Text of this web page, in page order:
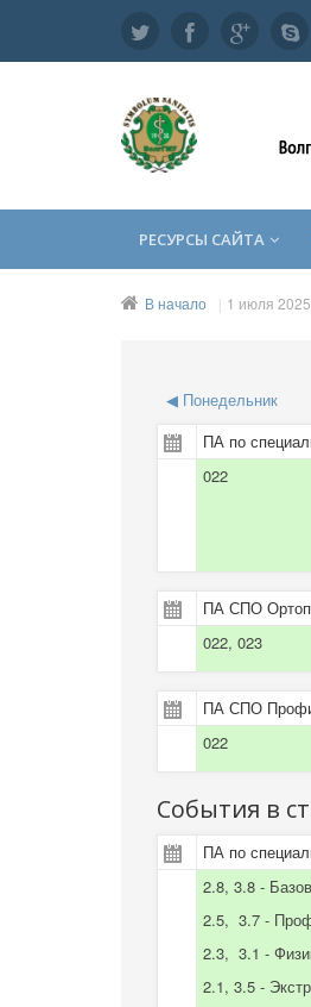
РЕСУРСЫ САЙТА
В начало 1 июля 2025
◀ Понедельник
ПА по
022
ПА СПО
022, 023
ПА СПО
022
События в
ПА по
2.8, 3.8 -
2.5, 3.7 -
2.3, 3.1 -
2.1, 3.5 -